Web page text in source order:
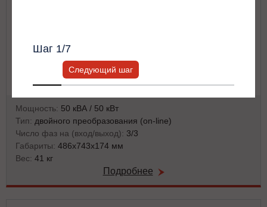
Мощность: 50 кВА / 50 кВт
Тип: двойного преобразования (on-line)
Число фаз на (вход/выход): 3/3
Габариты: 486x743x174 мм
Вес: 41 кг
Подробнее
Шаг 1/7
Следующий шаг